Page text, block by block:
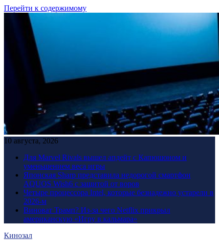
Перейти к содержимому
10 августа, 2026
Для Marvel Rivals вышел апдейт с Капюшоном и
уменьшением веса игры
Японская Sharp представила недорогой смартфон
AQUOS Wish6 с защитой от воров
Четыре процессора Intel, которые безнадежно устарели в
2026-м
Виноват Трамп? Из-за чего Netflix прикрыл
американскую «Игру в кальмара»
Кинозал